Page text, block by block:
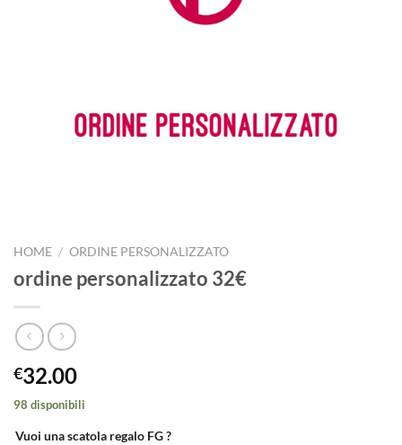
HOME / ORDINE PERSONALIZZATO
ordine personalizzato 32€
€32.00
98 disponibili
Vuoi una scatola regalo FG ?